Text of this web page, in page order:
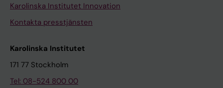
Karolinska Institutet Innovation
Kontakta presstjänsten
Karolinska Institutet
171 77 Stockholm
Tel: 08-524 800 00